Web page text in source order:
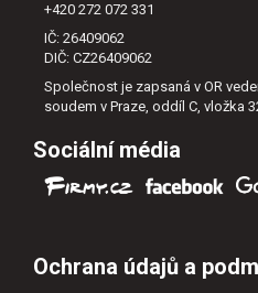
+420 272 072 331
IČ: 26409062
DIČ: CZ26409062
Společnost je zapsaná v OR
soudem v Praze, oddíl C, vložka
Sociální média
Ochrana údajů a